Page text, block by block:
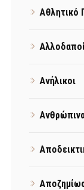
Αθλητικό
Ανήλικοι